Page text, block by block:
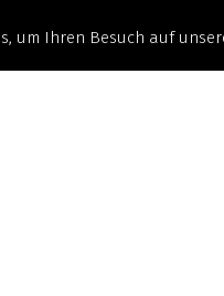
um Ihren Besuch auf